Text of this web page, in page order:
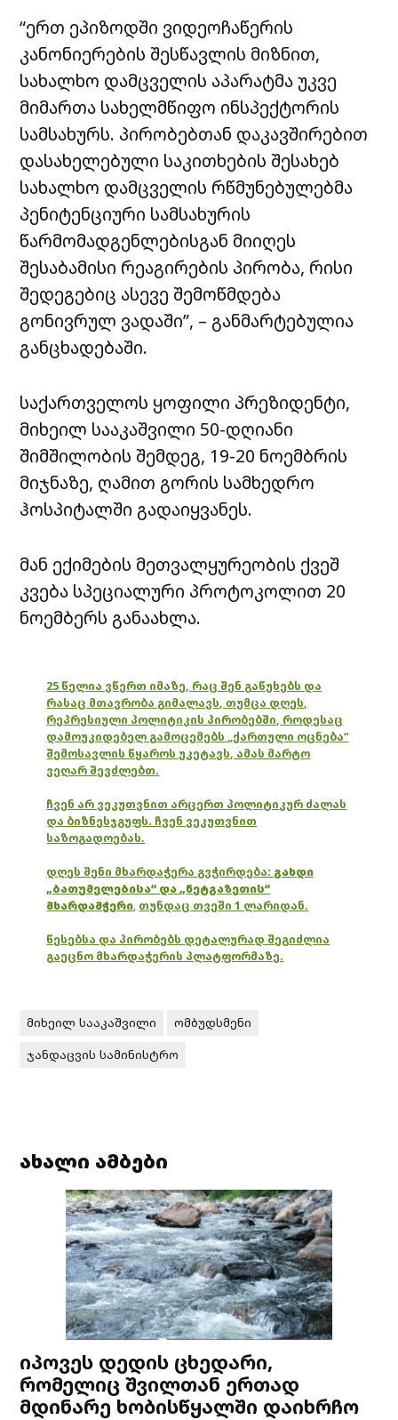
“ერთ ეპიზოდში ვიდეოჩაწერის
კანონიერების შესწავლის მიზნით,
სახალხო დამცველის აპარატმა უკვე
მიმართა სახელმწიფო ინსპექტორის
სამსახურს. პირობებთან დაკავშირებით
დასახელებული საკითხების შესახებ
სახალხო დამცველის რწმუნებულებმა
პენიტენციური სამსახურის
წარმომადგენლებისგან მიიღეს
შესაბამისი რეაგირების პირობა, რისი
შედეგებიც ასევე შემოწმდება
გონივრულ ვადაში”, – განმარტებულია
განცხადებაში.
საქართველოს ყოფილი პრეზიდენტი,
მიხეილ სააკაშვილი 50-დღიანი
შიმშილობის შემდეგ, 19-20 ნოემბრის
მიჯნაზე, ღამით გორის სამხედრო
ჰოსპიტალში გადაიყვანეს.
მან ექიმების მეთვალყურეობის ქვეშ
კვება სპეციალური პროტოკოლით 20
ნოემბერს განაახლა.
25 წელია ვწერთ იმაზე, რაც შენ გაწუხებს და
რასაც მთავრობა გიმალავს, თუმცა დღეს,
რეპრესიული პოლიტიკის პირობებში, როდესაც
დამოუკიდებელ გამოცემებს „ქართული ოცნება“
შემოსავლის წყაროს უკეტავს, ამას მარტო
ვეღარ შევძლებთ.
ჩვენ არ ვეკუთვნით არცერთ პოლიტიკურ ძალას
და ბიზნესჯგუფს. ჩვენ ვეკუთვნით
საზოგადოებას.
დღეს შენი მხარდაჭერა გვჭირდება: გახდი
„ბათუმელებისა“ და „ნეტგაზეთის“
მხარდამჭერი, თუნდაც თვეში 1 ლარიდან.
წესებსა და პირობებს დეტალურად შეგიძლია
გაეცნო მხარდაჭერის პლატფორმაზე.
მიხეილ სააკაშვილი
ომბუდსმენი
ჯანდაცვის სამინისტრო
ახალი ამბები
იპოვეს დედის ცხედარი,
რომელიც შვილთან ერთად
მდინარე ხობისწყალში დაიხრჩო